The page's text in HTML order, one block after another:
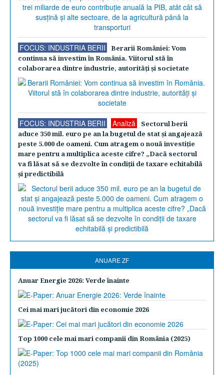
FOCUS: INDUSTRIA BERII
Berarii României: Vom
continua să investim în România. Viitorul stă în
colaborarea dintre industrie, autorităţi şi societate
FOCUS: INDUSTRIA BERII Analiză
Sectorul berii
aduce 350 mil. euro pe an la bugetul de stat şi angajează
peste 5.000 de oameni. Cum atragem o nouă investiţie
mare pentru a multiplica aceste cifre? „Dacă sectorul
va fi lăsat să se dezvolte în condiţii de taxare echitabilă
şi predictibilă
ANUARE ZF
Anuar Energie 2026: Verde înainte
Cei mai mari jucători din economie 2026
Top 1000 cele mai mari companii din România (2025)